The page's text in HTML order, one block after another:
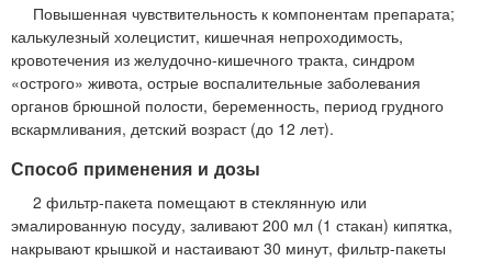
Повышенная чувствительность к компонентам препарата;
калькулезный холецистит, кишечная непроходимость,
кровотечения из желудочно-кишечного тракта, синдром
«острого» живота, острые воспалительные заболевания
органов брюшной полости, беременность, период грудного
вскармливания, детский возраст (до 12 лет).
Способ применения и дозы
2 фильтр-пакета помещают в стеклянную или
эмалированную посуду, заливают 200 мл (1 стакан) кипятка,
накрывают крышкой и настаивают 30 минут, фильтр-пакеты